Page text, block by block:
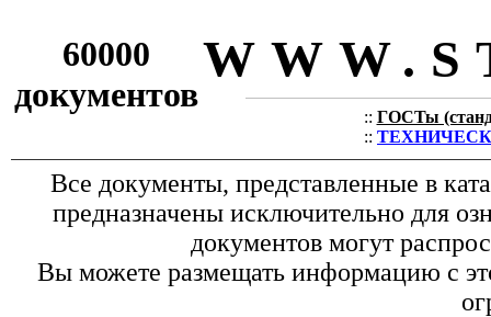
60000
документов
:: ГОСТы
::
Все документы, представленные в
предназначены исключительно для
документов могут
Вы можете размещать информацию с